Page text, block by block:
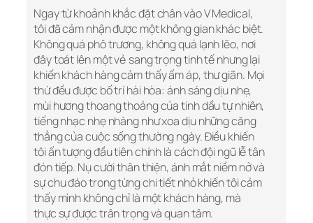
Ngay từ khoảnh khắc đặt chân vào V Medical,
tôi đã cảm nhận được một không gian khác biệt.
Không quá phô trương, không quá lạnh lẽo, nơi
đây toát lên một vẻ sang trọng tinh tế nhưng lại
khiến khách hàng cảm thấy ấm áp, thư giãn. Mọi
thứ đều được bố trí hài hòa: ánh sáng dịu nhẹ,
mùi hương thoang thoảng của tinh dầu tự nhiên,
tiếng nhạc nhẹ nhàng như xoa dịu những căng
thẳng của cuộc sống thường ngày. Điều khiến
tôi ấn tượng đầu tiên chính là cách đội ngũ lễ tân
đón tiếp. Nụ cười thân thiện, ánh mắt niềm nở và
sự chu đáo trong từng chi tiết nhỏ khiến tôi cảm
thấy mình không chỉ là một khách hàng, mà
thực sự được trân trọng và quan tâm.